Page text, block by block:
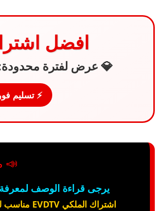
افضل
💎 عرض لفترة محدودة:
⚡ تسليم
📣
يرجى قراءة الوصف
اشتراك الملكي EVDTV مناسب للأحداث الرياضية ويعمل بثبات عالي بدون تقطيع على جهازين. ✅